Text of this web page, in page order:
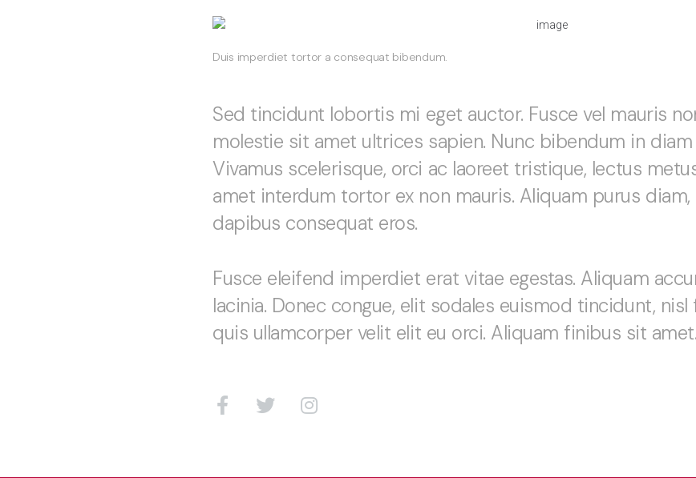
Duis imperdiet tortor a consequat bibendum.
Sed tincidunt lobortis mi eget auctor. Fusce vel mauris
molestie sit amet ultrices sapien. Nunc bibendum in diam
Vivamus scelerisque, orci ac laoreet tristique, lectus
amet interdum tortor ex non mauris. Aliquam purus diam,
dapibus consequat eros.
Fusce eleifend imperdiet erat vitae egestas. Aliquam
lacinia. Donec congue, elit sodales euismod tincidunt,
quis ullamcorper velit elit eu orci. Aliquam finibus sit amet.